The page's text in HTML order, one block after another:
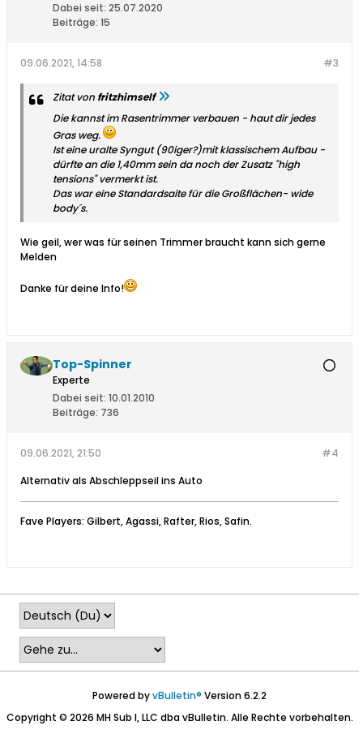
Dabei seit: 25.07.2020
Beiträge: 15
#3
09.06.2021, 14:58
Zitat von fritzhimself
Die kannst im Rasentrimmer verbauen - haut dir jedes
Gras weg.
Ist eine uralte Syngut (90iger?)mit klassischem Aufbau -
dürfte an die 1,40mm sein da noch der Zusatz "high
tensions" vermerkt ist.
Das war eine Standardsaite für die Großflächen- wide
body´s.
Wie geil, wer was für seinen Trimmer braucht kann sich gerne
Melden
Danke für deine Info!
Top-Spinner
Experte
Dabei seit: 10.01.2010
Beiträge: 736
#4
09.06.2021, 21:50
Alternativ als Abschleppseil ins Auto
Fave Players: Gilbert, Agassi, Rafter, Rios, Safin.
Powered byvBulletin® Version 6.2.2
Copyright © 2026 MH Sub I, LLC dba vBulletin. Alle Rechte vorbehalten.